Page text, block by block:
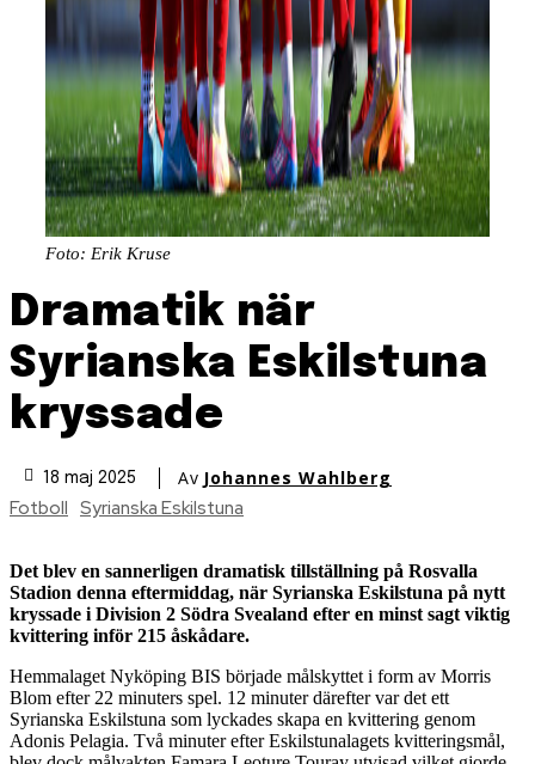
Foto: Erik Kruse
Dramatik när
Syrianska Eskilstuna
kryssade
18 maj 2025 Av Johannes Wahlberg
Fotboll Syrianska Eskilstuna
Det blev en sannerligen dramatisk tillställning på Rosvalla
Stadion denna eftermiddag, när Syrianska Eskilstuna på nytt
kryssade i Division 2 Södra Svealand efter en minst sagt viktig
kvittering inför 215 åskådare.
Hemmalaget Nyköping BIS började målskyttet i form av Morris
Blom efter 22 minuters spel. 12 minuter därefter var det ett
Syrianska Eskilstuna som lyckades skapa en kvittering genom
Adonis Pelagia. Två minuter efter Eskilstunalagets kvitteringsmål,